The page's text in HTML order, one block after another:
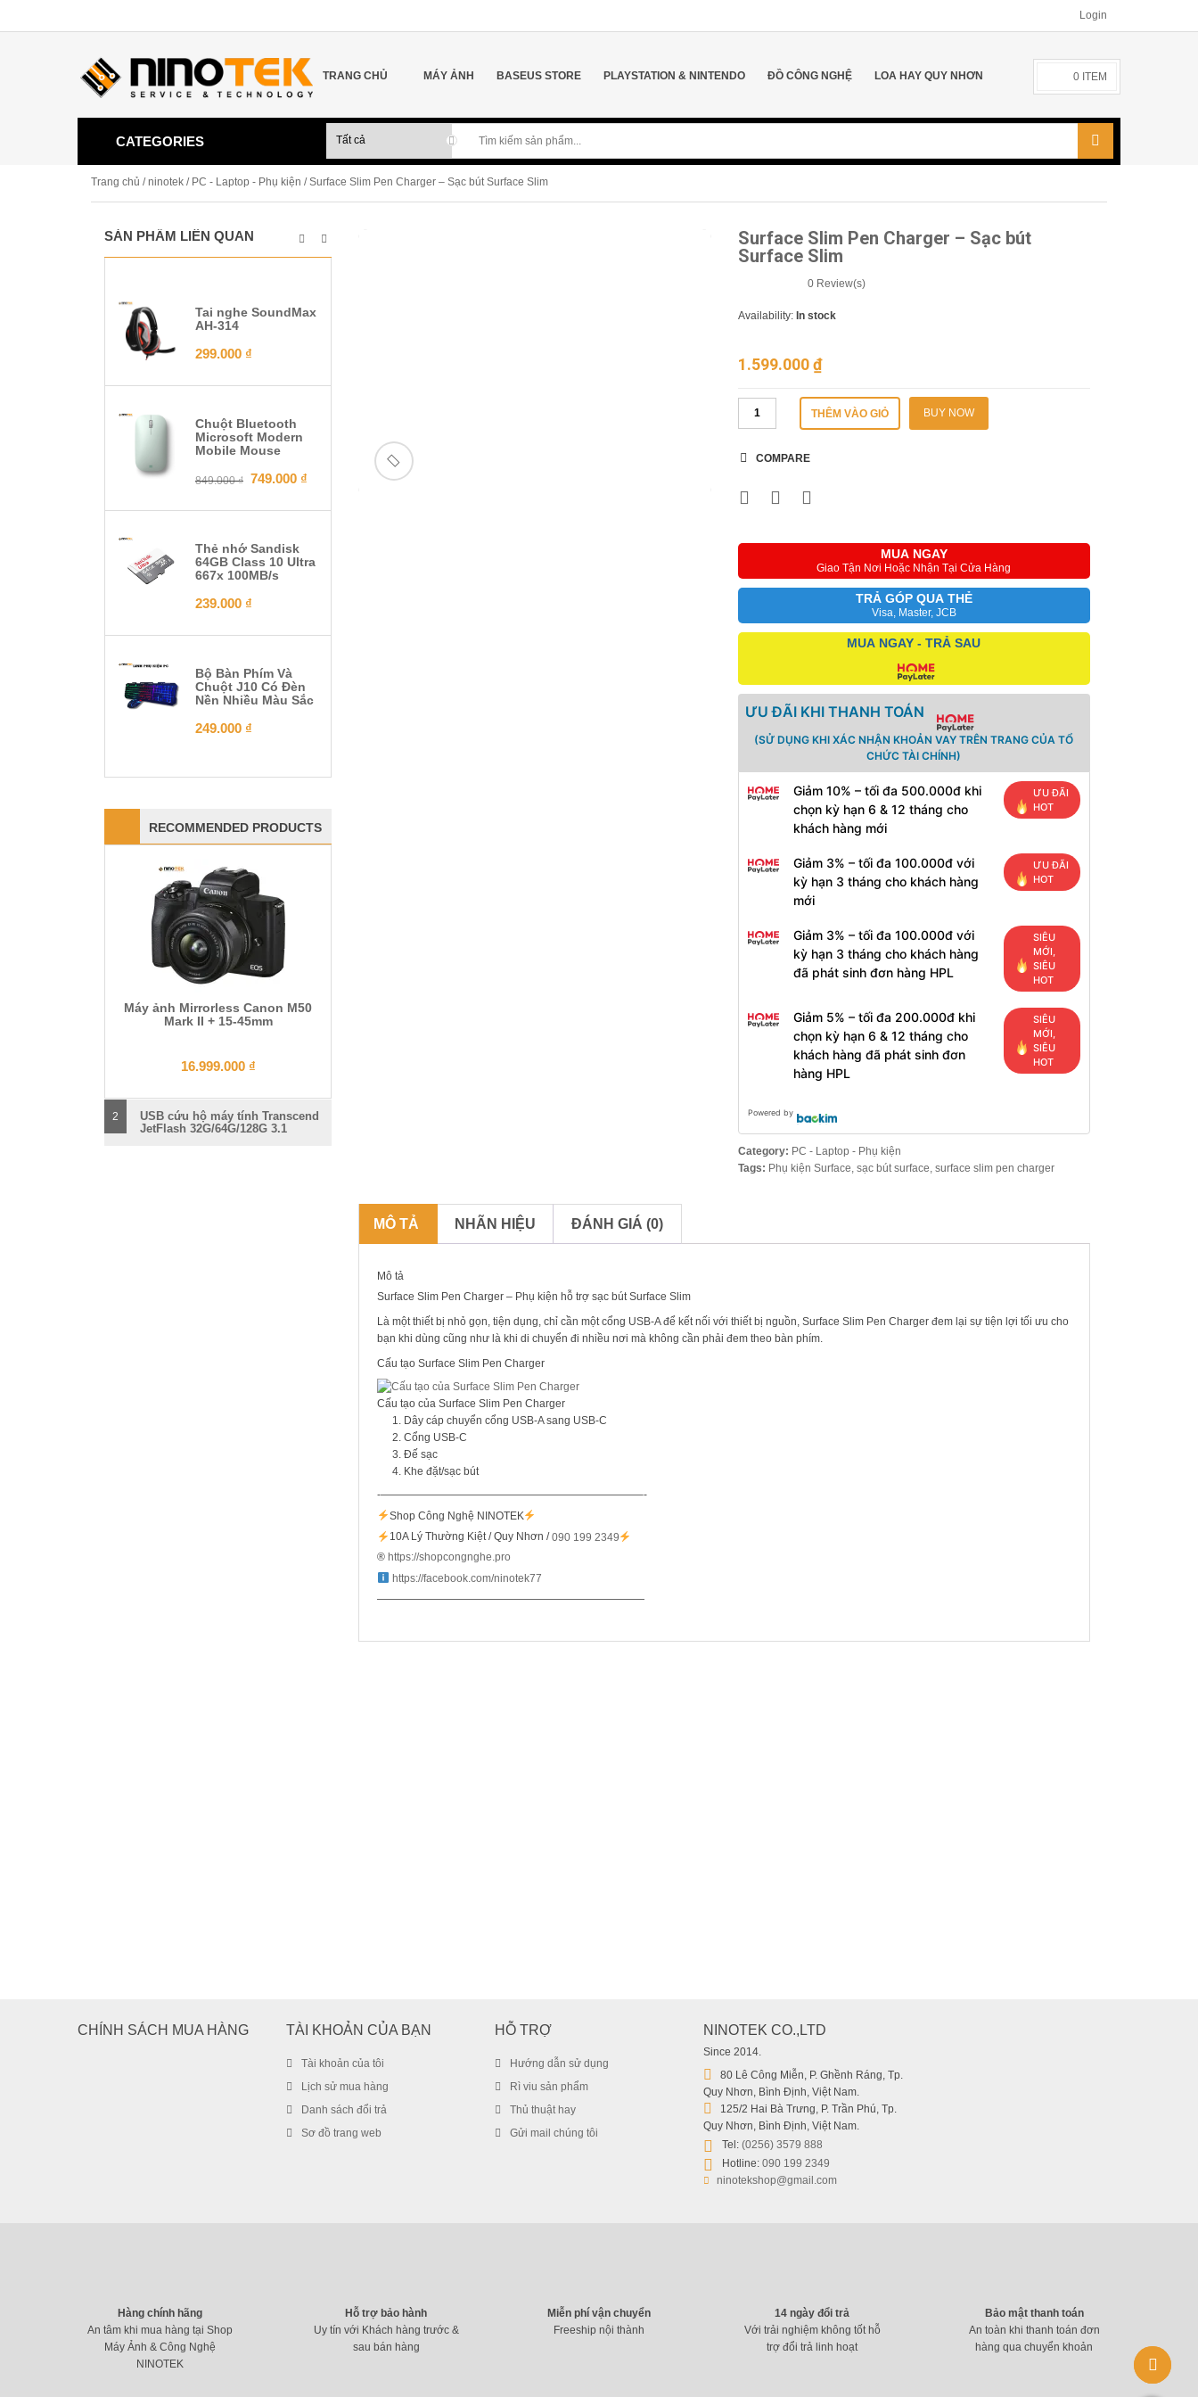
Login
TRANG CHỦ MÁY ẢNH BASEUS STORE PLAYSTATION & NINTENDO ĐỒ CÔNG NGHỆ LOA HAY QUY NHƠN 0 ITEM
CATEGORIES
Trang chủ /ninotek / PC - Laptop - Phụ kiện / Surface Slim Pen Charger – Sạc bút Surface Slim
SẢN PHẨM LIÊN QUAN
Tai nghe SoundMax
AH-314
299.000 ₫
Chuột Bluetooth
Microsoft Modern
Mobile Mouse
849.000₫ 749.000 ₫
Thẻ nhớ Sandisk
64GB Class 10 Ultra
667x 100MB/s
239.000 ₫
Bộ Bàn Phím Và
Chuột J10 Có Đèn
Nền Nhiều Màu Sắc
249.000 ₫
RECOMMENDED PRODUCTS
Máy ảnh Mirrorless Canon M50
Mark II + 15-45mm
16.999.000 ₫
2
USB cứu hộ máy tính Transcend
JetFlash 32G/64G/128G 3.1
🔍
Surface Slim Pen Charger – Sạc bút
Surface Slim
0Review(s)
Availability: In stock
1.599.000₫
THÊM VÀO GIỎ BUY NOW
COMPARE
MUA NGAY
Giao Tận Nơi Hoặc Nhận Tại Cửa Hàng
TRẢ GÓP QUA THẺ
Visa, Master, JCB
MUA NGAY - TRẢ SAU
ƯU ĐÃI KHI THANH TOÁN
(SỬ DỤNG KHI XÁC NHẬN KHOẢN VAY TRÊN TRANG CỦA TỔ
CHỨC TÀI CHÍNH)
Giảm 10% – tối đa 500.000đ khi
chọn kỳ hạn 6 & 12 tháng cho
khách hàng mới
ƯU ĐÃI
HOT
Giảm 3% – tối đa 100.000đ với
kỳ hạn 3 tháng cho khách hàng
mới
ƯU ĐÃI
HOT
Giảm 3% – tối đa 100.000đ với
kỳ hạn 3 tháng cho khách hàng
đã phát sinh đơn hàng HPL
SIÊU
MỚI,
SIÊU
HOT
Giảm 5% – tối đa 200.000đ khi
chọn kỳ hạn 6 & 12 tháng cho
khách hàng đã phát sinh đơn
hàng HPL
SIÊU
MỚI,
SIÊU
HOT
Powered by
Category: PC - Laptop - Phụ kiện
Tags: Phụ kiện Surface sạc bút surface surface slim pen charger
MÔ TẢ NHÃN HIỆU ĐÁNH GIÁ (0)
Mô tả
Surface Slim Pen Charger – Phụ kiện hỗ trợ sạc bút Surface Slim
Là một thiết bị nhỏ gọn, tiện dụng, chỉ cần một cổng USB-A để kết nối với thiết bị nguồn, Surface Slim Pen Charger đem lại sự tiện lợi tối ưu cho
bạn khi dùng cũng như là khi di chuyển đi nhiều nơi mà không cần phải đem theo bàn phím.
Cấu tạo Surface Slim Pen Charger
Cấu tạo của Surface Slim Pen Charger
Dây cáp chuyển cổng USB-A sang USB-C
Cổng USB-C
Đế sạc
Khe đặt/sạc bút
-————————————————————————–-
Shop Công Nghệ NINOTEK
10A Lý Thường Kiệt / Quy Nhơn /090 199 2349
®️ https://shopcongnghe.pro
https://facebook.com/ninotek77
—————————————————————————
USB cứu hộ máy tính Transcend JetFlash 32G/64G/128G 3.1
279.000₫– 399.000
CHÍNH SÁCH MUA HÀNG TÀI KHOẢN CỦA BẠN
Tài khoản của tôi
Lịch sử mua hàng
Danh sách đổi trả
Sơ đồ trang web
HỖ TRỢ
Hướng dẫn sử dụng
Rì viu sản phẩm
Thủ thuật hay
Gửi mail chúng tôi
NINOTEK CO.,LTD
Since 2014.
80 Lê Công Miễn, P. Ghềnh Ráng, Tp.
Quy Nhơn, Bình Định, Việt Nam.
125/2 Hai Bà Trưng, P. Trần Phú, Tp.
Quy Nhơn, Bình Định, Việt Nam.
Tel: (0256) 3579 888
Hotline: 090 199 2349
ninotekshop@gmail.com
Hàng chính hãng
An tâm khi mua hàng tại Shop
Máy Ảnh & Công Nghệ
NINOTEK
Hỗ trợ bảo hành
Uy tín với Khách hàng trước &
sau bán hàng
Miễn phí vận chuyển
Freeship nội thành
14 ngày đổi trả
Với trải nghiệm không tốt hỗ
trợ đổi trả linh hoạt
Bảo mật thanh toán
An toàn khi thanh toán đơn
hàng qua chuyển khoản